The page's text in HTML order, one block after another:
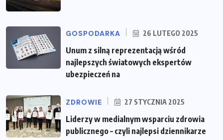
GOSPODARKA 26 LUTEGO 2025
Unum z silną reprezentacją wśród
najlepszych światowych ekspertów
ubezpieczeń na
ZDROWIE 27 STYCZNIA 2025
Liderzy w medialnym wsparciu zdrowia
publicznego – czyli najlepsi dziennikarze